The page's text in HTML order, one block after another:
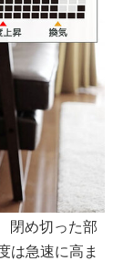
閉め切った部
は急速に高ま